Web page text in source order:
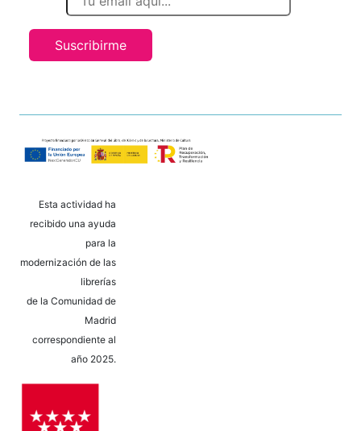
Suscribirme
Esta actividad ha
recibido una ayuda
para la
modernización de las
librerías
de la Comunidad de
Madrid
correspondiente al
año 2025.